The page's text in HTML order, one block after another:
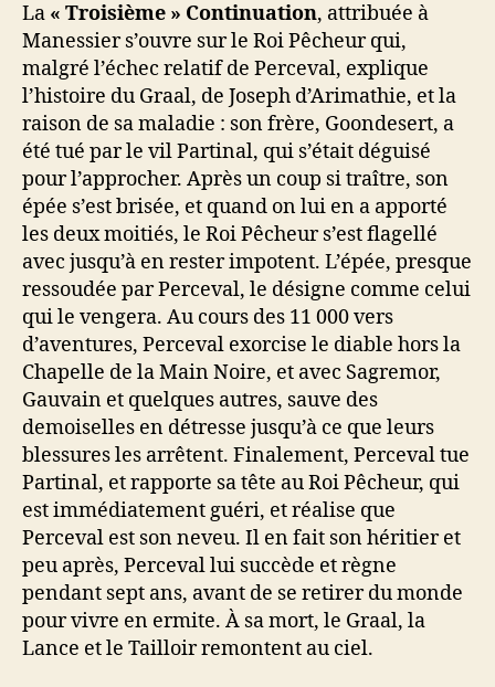
La « Troisième » Continuation, attribuée à
Manessier s’ouvre sur le Roi Pêcheur qui,
malgré l’échec relatif de Perceval, explique
l’histoire du Graal, de Joseph d’Arimathie, et la
raison de sa maladie : son frère, Goondesert, a
été tué par le vil Partinal, qui s’était déguisé
pour l’approcher. Après un coup si traître, son
épée s’est brisée, et quand on lui en a apporté
les deux moitiés, le Roi Pêcheur s’est flagellé
avec jusqu’à en rester impotent. L’épée, presque
ressoudée par Perceval, le désigne comme celui
qui le vengera. Au cours des 11 000 vers
d’aventures, Perceval exorcise le diable hors la
Chapelle de la Main Noire, et avec Sagremor,
Gauvain et quelques autres, sauve des
demoiselles en détresse jusqu’à ce que leurs
blessures les arrêtent. Finalement, Perceval tue
Partinal, et rapporte sa tête au Roi Pêcheur, qui
est immédiatement guéri, et réalise que
Perceval est son neveu. Il en fait son héritier et
peu après, Perceval lui succède et règne
pendant sept ans, avant de se retirer du monde
pour vivre en ermite. À sa mort, le Graal, la
Lance et le Tailloir remontent au ciel.